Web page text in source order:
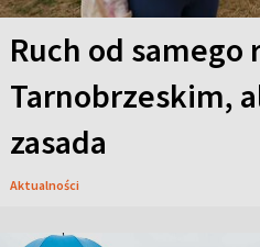
Ruch od samego
Tarnobrzeskim,
zasada
Aktualności